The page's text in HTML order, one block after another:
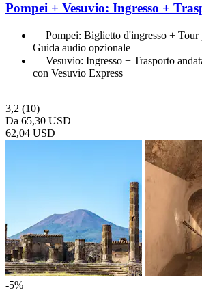
Pompei + Vesuvio: Ingresso +
Pompei: Biglietto d'ingresso +
Guida audio opzionale
Vesuvio: Ingresso + Trasporto
con Vesuvio Express
3,2 (10)
Da 65,30 USD
62,04 USD
-5%